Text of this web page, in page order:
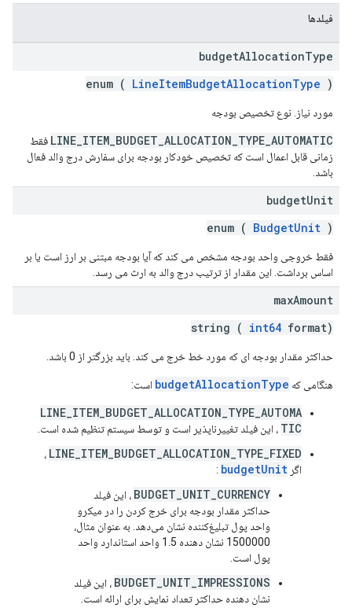
فیلدها
budgetAllocationType
enum ( LineItemBudgetAllocationType )
مورد نیاز. نوع تخصیص بودجه
LINE_ITEM_BUDGET_ALLOCATION_TYPE_AUTOMATIC فقط
زمانی قابل اعمال است که تخصیص خودکار بودجه برای سفارش درج والد فعال
باشد.
budgetUnit
enum ( BudgetUnit )
فقط خروجی واحد بودجه مشخص می کند که آیا بودجه مبتنی بر ارز است یا بر
اساس برداشت. این مقدار از ترتیب درج والد به ارث می رسد.
maxAmount
string ( int64 format)
حداکثر مقدار بودجه ای که مورد خط خرج می کند. باید بزرگتر از 0 باشد.
هنگامی که budgetAllocationType است:
LINE_ITEM_BUDGET_ALLOCATION_TYPE_AUTOMA
TIC ، این فیلد تغییرناپذیر است و توسط سیستم تنظیم شده است.
LINE_ITEM_BUDGET_ALLOCATION_TYPE_FIXED ،
اگر budgetUnit
:
BUDGET_UNIT_CURRENCY ، این فیلد
حداکثر مقدار بودجه برای خرج کردن را در میکرو
واحد پول تبلیغ‌کننده نشان می‌دهد. به عنوان مثال،
1500000 نشان دهنده 1.5 واحد استاندارد واحد
پول است.
BUDGET_UNIT_IMPRESSIONS ، این فیلد
نشان دهنده حداکثر تعداد نمایش برای ارائه است.